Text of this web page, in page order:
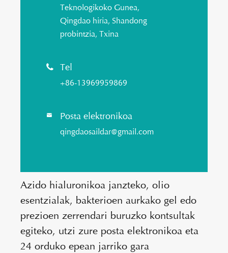
Teknologikoko Gunea,
Qingdao hiria, Shandong
probintzia, Txina
 Tel
+86-13969959869
 Posta elektronikoa
qingdaosaildar@gmail.com
Azido hialuronikoa janzteko, olio
esentzialak, bakterioen aurkako gel edo
prezioen zerrendari buruzko kontsultak
egiteko, utzi zure posta elektronikoa eta
24 orduko epean jarriko gara